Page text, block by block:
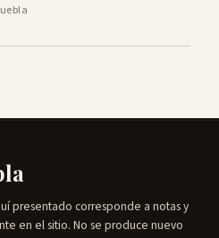
presentado corresponde a notas y
en el sitio. No se produce nuevo